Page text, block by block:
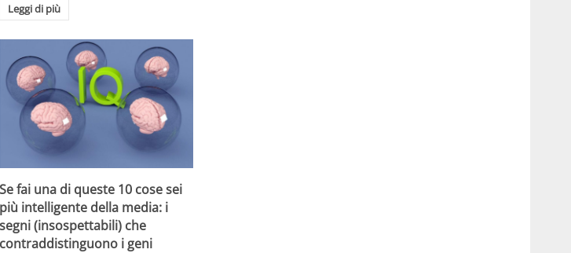
Leggi di più
Se fai una di queste 10 cose sei
più intelligente della media: i
segni (insospettabili) che
contraddistinguono i geni